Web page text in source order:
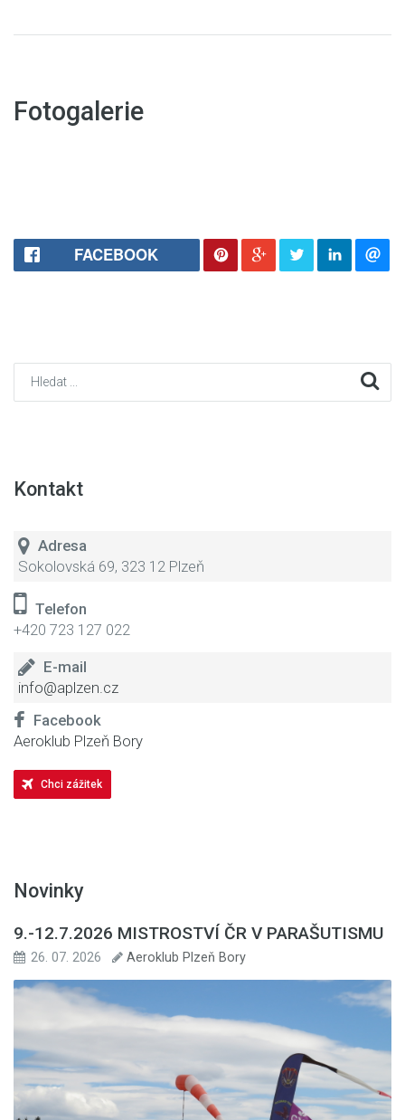
Fotogalerie
FACEBOOK
Kontakt
Adresa
Sokolovská 69, 323 12 Plzeň
Telefon
+420 723 127 022
E-mail
info@aplzen.cz
Facebook
Aeroklub Plzeň Bory
Chci zážitek
Novinky
9.-12.7.2026 MISTROSTVÍ ČR V PARAŠUTISMU
26. 07. 2026 Aeroklub Plzeň Bory